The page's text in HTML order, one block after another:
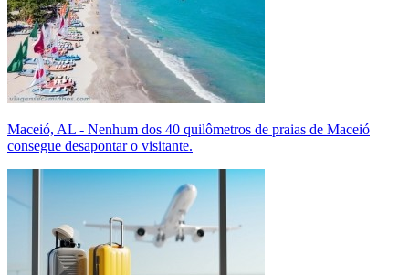
Maceió, AL - Nenhum dos 40 quilômetros de praias de Maceió
consegue desapontar o visitante.